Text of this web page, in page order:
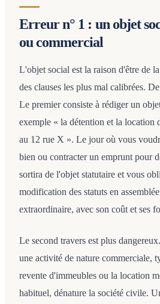
Erreur n° 1 : un objet
ou commercial
L'objet social est la raison d'être de
des clauses les plus mal calibrées.
Le premier consiste à rédiger un
exemple « la détention et la location
au 12 rue X ». Le jour où vous
bien ou contracter un emprunt pour
sortira de l'objet statutaire et vous
modification des statuts en
extraordinaire, avec son coût et ses
Le second travers est plus
une activité de nature commerciale,
revente d'immeubles ou la location
habituel, dénature la société civile.